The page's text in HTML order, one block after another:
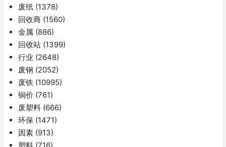
废纸 (1378)
回收商 (1560)
金属 (886)
回收站 (1399)
行业 (2648)
废钢 (2052)
废铁 (10995)
铜价 (761)
废塑料 (666)
环保 (1471)
因素 (913)